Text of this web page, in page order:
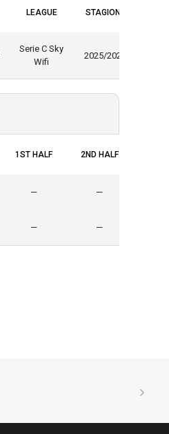
LEAGUE STAGIONE
Serie C Sky
Wifi
2025/2026
1ST HALF 2ND HALF
— —
— —